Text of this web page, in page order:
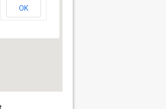
OK